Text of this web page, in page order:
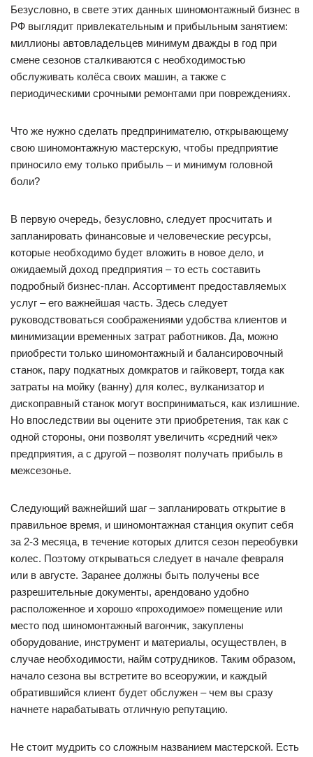
Безусловно, в свете этих данных шиномонтажный бизнес в
РФ выглядит привлекательным и прибыльным занятием:
миллионы автовладельцев минимум дважды в год при
смене сезонов сталкиваются с необходимостью
обслуживать колёса своих машин, а также с
периодическими срочными ремонтами при повреждениях.
Что же нужно сделать предпринимателю, открывающему
свою шиномонтажную мастерскую, чтобы предприятие
приносило ему только прибыль – и минимум головной
боли?
В первую очередь, безусловно, следует просчитать и
запланировать финансовые и человеческие ресурсы,
которые необходимо будет вложить в новое дело, и
ожидаемый доход предприятия – то есть составить
подробный бизнес-план. Ассортимент предоставляемых
услуг – его важнейшая часть. Здесь следует
руководствоваться соображениями удобства клиентов и
минимизации временных затрат работников. Да, можно
приобрести только шиномонтажный и балансировочный
станок, пару подкатных домкратов и гайковерт, тогда как
затраты на мойку (ванну) для колес, вулканизатор и
дископравный станок могут восприниматься, как излишние.
Но впоследствии вы оцените эти приобретения, так как с
одной стороны, они позволят увеличить «средний чек»
предприятия, а с другой – позволят получать прибыль в
межсезонье.
Следующий важнейший шаг – запланировать открытие в
правильное время, и шиномонтажная станция окупит себя
за 2-3 месяца, в течение которых длится сезон переобувки
колес. Поэтому открываться следует в начале февраля
или в августе. Заранее должны быть получены все
разрешительные документы, арендовано удобно
расположенное и хорошо «проходимое» помещение или
место под шиномонтажный вагончик, закуплены
оборудование, инструмент и материалы, осуществлен, в
случае необходимости, найм сотрудников. Таким образом,
начало сезона вы встретите во всеоружии, и каждый
обратившийся клиент будет обслужен – чем вы сразу
начнете нарабатывать отличную репутацию.
Не стоит мудрить со сложным названием мастерской. Есть